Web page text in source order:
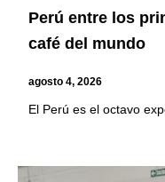
Perú entre los
café del mundo
agosto 4, 2026
El Perú es el octavo